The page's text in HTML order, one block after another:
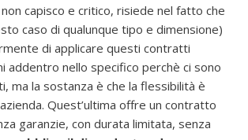
capisco e critico, risiede nel fatto che
caso di qualunque tipo e dimensione)
di applicare questi contratti
addentro nello specifico perchè ci sono
ma la sostanza è che la flessibilità è
Quest’ultima offre un contratto
garanzie, con durata limitata, senza